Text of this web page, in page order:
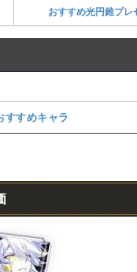
おすすめ光円錐プレ
すすめキャラ